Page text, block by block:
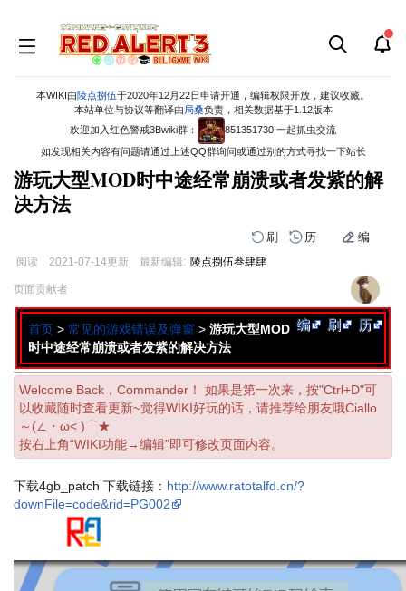
本WIKI由陵点捌伍于2020年12月22日申请开通，编辑权限开放，建议收藏。
本站单位与协议等翻译由 局桑负责，相关数据基于1.12版本
欢迎加入红色警戒3Bwiki群：
851351730 一起抓虫交流
如发现相关内容有问题请通过上述QQ群询问或通过别的方式寻找一下站长
游玩大型MOD时中途经常崩溃或者发紫的解
决方法
刷 历 编
阅读 2021-07-14更新 最新编辑: 陵点捌伍叁肆肆
跳
导
跳
搜
页面贡献者 :
编 刷 历
首页 > 常见的游戏错误及弹窗 > 游玩大型MOD
时中途经常崩溃或者发紫的解决方法
Welcome Back，Commander！ 如果是第一次来，按"Ctrl+D"可
以收藏随时查看更新~觉得WIKI好玩的话，请推荐给朋友哦Ciallo
～(∠・ω< )⌒★
按右上角“WIKI功能→编辑”即可修改页面内容。
下载4gb_patch 下载链接： http://www.ratotalfd.cn/?
downFile=code&rid=PG002